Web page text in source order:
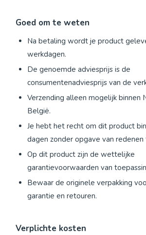
Goed om te weten
Na betaling wordt je product
werkdagen.
De genoemde adviesprijs is de
consumentenadviesprijs van de
Verzending alleen mogelijk binnen
België.
Je hebt het recht om dit product
dagen zonder opgave van redenen
Op dit product zijn de wettelijke
garantievoorwaarden van
Bewaar de originele verpakking
garantie en retouren.
Verplichte kosten